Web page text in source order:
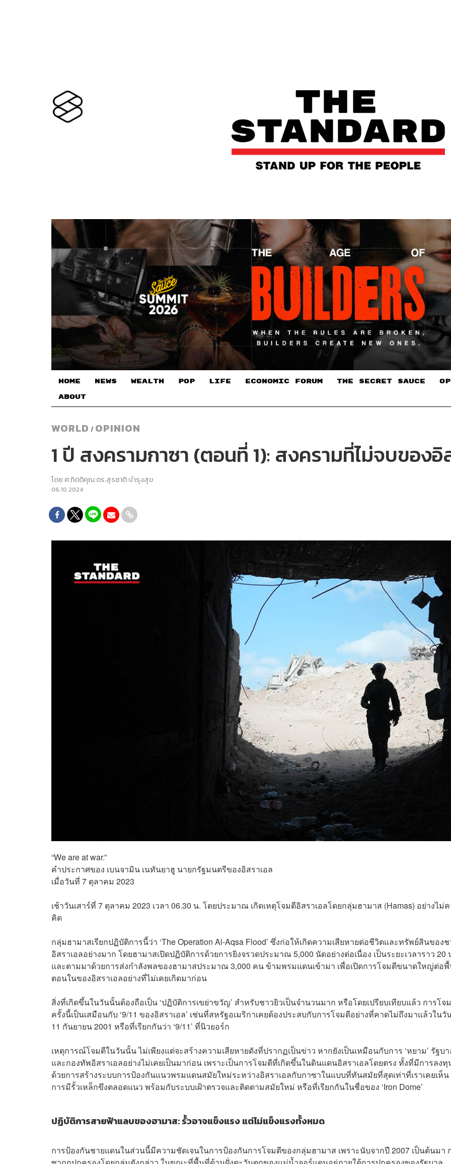
HOME NEWS WEALTH POP LIFE ECONOMIC FORUM THE SECRET SAUCE​
ABOUT
WORLD / OPINION
1 ปี สงครามกาซา (ตอนที่ 1): สงครามที่ไม่จบของอิ
โดย ศ.กิตติคุณ ดร.สุรชาติ บำรุงสุข
06.10.2024
“We are at war.”
คำประกาศของ เบนจามิน เนทันยาฮู นายกรัฐมนตรีของอิสราเอล
เมื่อวันที่ 7 ตุลาคม 2023
เช้าวันเสาร์ที่ 7 ตุลาคม 2023 เวลา 06.30 น. โดยประมาณ เกิดเหตุโจมตีอิสราเอลโดยกลุ่มฮามาส (Hamas) อย่างไม่
คิด
กลุ่มฮามาสเรียกปฏิบัติการนี้ว่า ‘The Operation Al-Aqsa Flood’ ซึ่งก่อให้เกิดความเสียหายต่อชีวิตและทรัพย์สินของช
อิสราเอลอย่างมาก โดยฮามาสเปิดปฏิบัติการด้วยการยิงจรวดประมาณ 5,000 นัดอย่างต่อเนื่อง เป็นระยะเวลาราว 20
และตามมาด้วยการส่งกำลังพลของฮามาสประมาณ 3,000 คน ข้ามพรมแดนเข้ามา เพื่อเปิดการโจมตีขนาดใหญ่ต่อ
ตอนในของอิสราเอลอย่างที่ไม่เคยเกิดมาก่อน
สิ่งที่เกิดขึ้นในวันนั้นต้องถือเป็น ‘ปฏิบัติการเขย่าขวัญ’ สำหรับชาวยิวเป็นจำนวนมาก หรือโดยเปรียบเทียบแล้ว การโจ
ครั้งนี้เป็นเสมือนกับ ‘9/11 ของอิสราเอล’ เช่นที่สหรัฐอเมริกาเคยต้องประสบกับการโจมตีอย่างที่คาดไม่ถึงมาแล้วในวั
11 กันยายน 2001 หรือที่เรียกกันว่า ‘9/11’ ที่นิวยอร์ก
เหตุการณ์โจมตีในวันนั้น ไม่เพียงแต่จะสร้างความเสียหายดังที่ปรากฏเป็นข่าว หากยังเป็นเหมือนกับการ ‘หยาม’ รัฐบ
และกองทัพอิสราเอลอย่างไม่เคยเป็นมาก่อน เพราะเป็นการโจมตีที่เกิดขึ้นในดินแดนอิสราเอลโดยตรง ทั้งที่มีการลงทุ
ด้วยการสร้างระบบการป้องกันแนวพรมแดนสมัยใหม่ระหว่างอิสราเอลกับกาซาในแบบที่ทันสมัยที่สุดเท่าที่เราเคยเห็น
การมีรั้วเหล็กขึงตลอดแนว พร้อมกับระบบเฝ้าตรวจและติดตามสมัยใหม่ หรือที่เรียกกันในชื่อของ ‘Iron Dome’
ปฏิบัติการสายฟ้าแลบของฮามาส: รั้วอาจแข็งแรง แต่ไม่แข็งแรงทั้งหมด
การป้องกันชายแดนในส่วนนี้มีความชัดเจนในการป้องกันการโจมตีของกลุ่มฮามาส เพราะนับจากปี 2007 เป็นต้นมา